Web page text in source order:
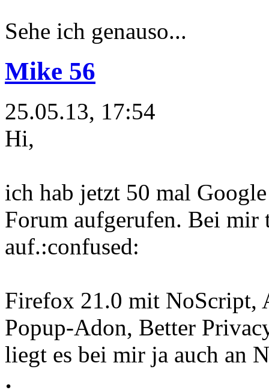
Sehe ich genauso...
Mike 56
25.05.13, 17:54
Hi,
ich hab jetzt 50 mal
Forum aufgerufen. Bei
auf.:confused:
Firefox 21.0 mit NoScript,
Popup-Adon, Better
liegt es bei mir ja auch an